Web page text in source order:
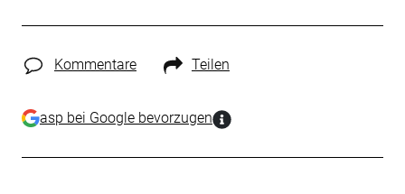
Kommentare Teilen
asp bei Google bevorzugen